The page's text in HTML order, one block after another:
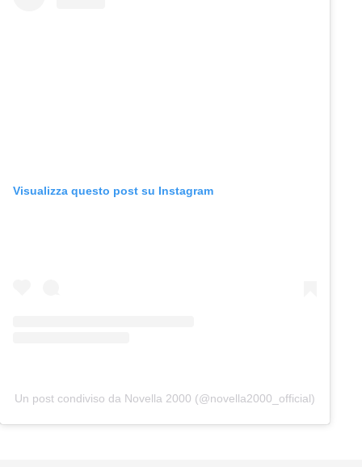
Visualizza questo post su Instagram
Un post condiviso da Novella 2000 (@novella2000_official)